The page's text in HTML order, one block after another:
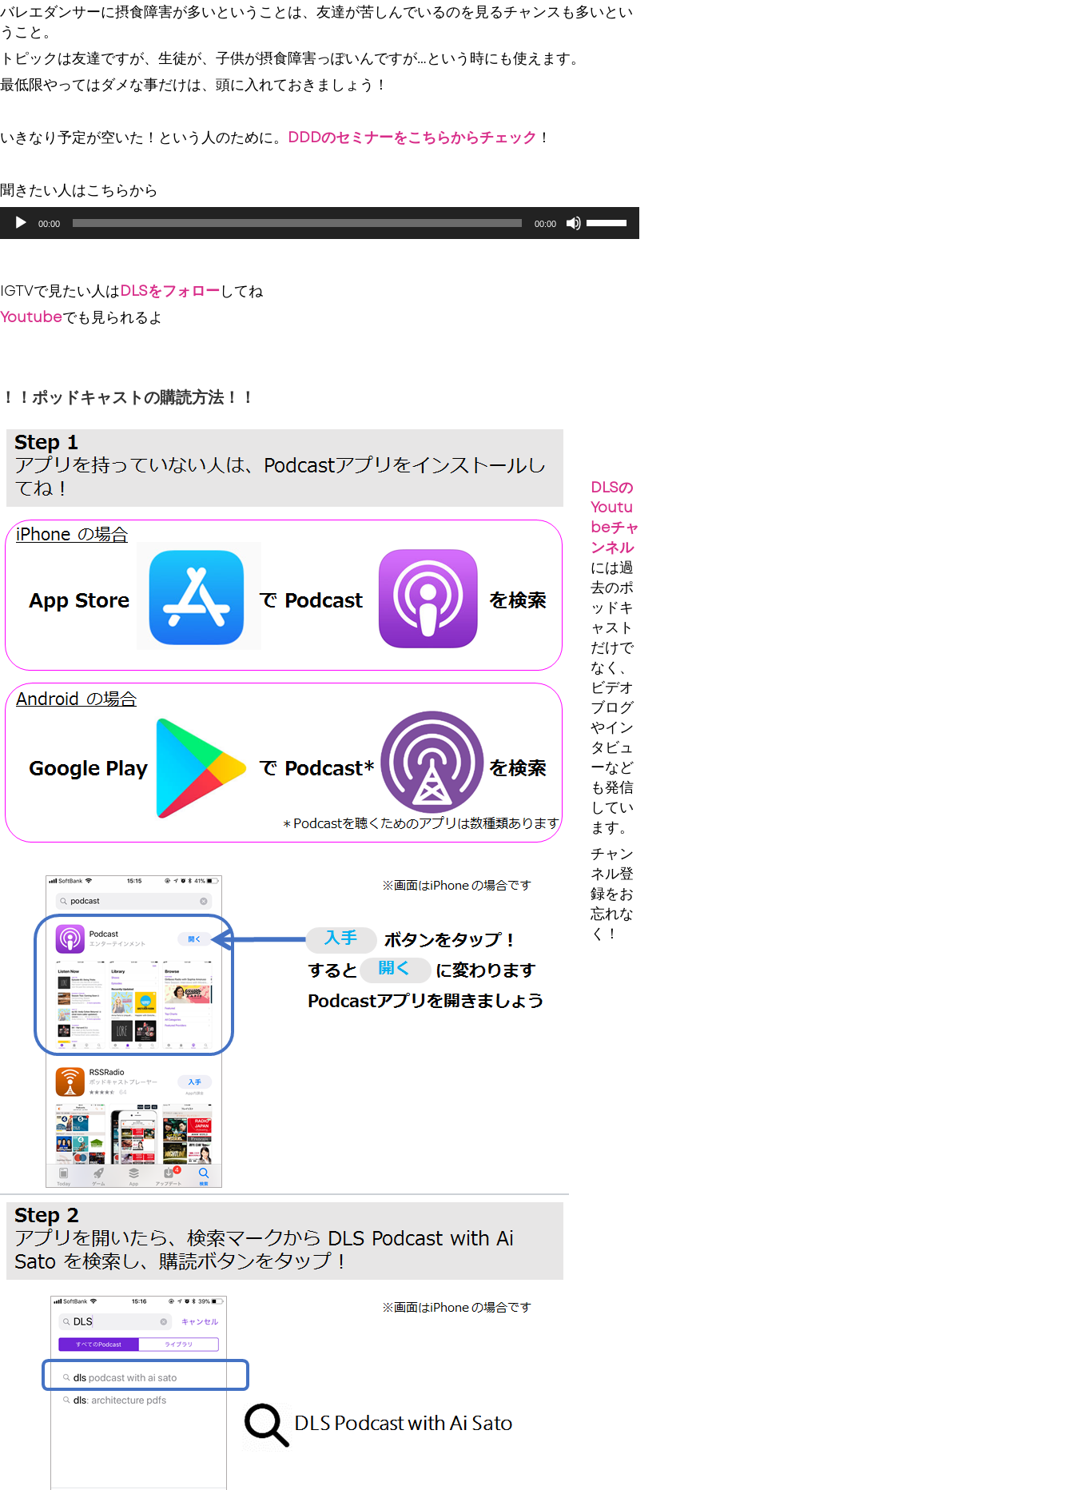
バレエダンサーに摂食障害が多いということは、友達が苦しんでいるのを見るチャンスも多いとい
うこと。
トピックは友達ですが、生徒が、子供が摂食障害っぽいんですが…という時にも使えます。
最低限やってはダメな事だけは、頭に入れておきましょう！
いきなり予定が空いた！という人のために。 DDDのセミナーをこちらからチェック ！
聞きたい人はこちらから
Audio
Player
00:00 00:00
Up/Down
IGTVで見たい人はDLSをフォローしてね
Youtubeでも見られるよ
！！ポッドキャストの購読方法！！
DLSの
Youtu
beチャ
ンネル
には過
去のポ
ッドキ
ャスト
だけで
なく、
ビデオ
ブログ
やイン
タビュ
ーなど
も発信
してい
ます。
チャン
ネル登
録をお
忘れな
く！